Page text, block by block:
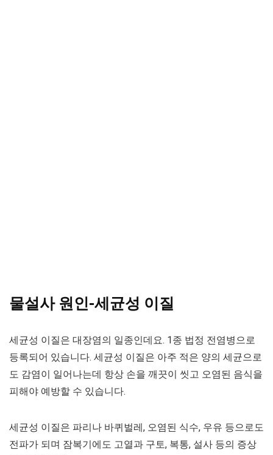
물설사 원인-세균성 이질
세균성 이질은 대장염의 일종인데요. 1종 법정 전염병으로
등록되어 있습니다. 세균성 이질은 아주 적은 양의 세균으로
도 감염이 일어나는데 항상 손을 깨끗이 씻고 오염된 음식을
피해야 예방할 수 있습니다.
세균성 이질은 파리나 바퀴벌레, 오염된 식수, 우유 등으로도
전파가 되며 잠복기에도 고열과 구토, 복통, 설사 등의 증상